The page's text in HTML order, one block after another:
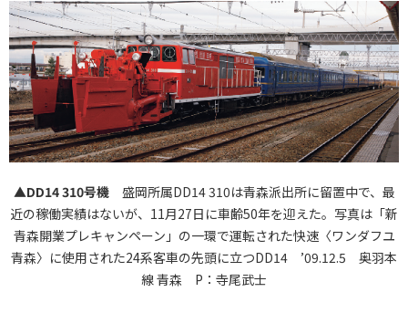
▲DD14 310号機盛岡所属DD14 310は青森派出所に留置中で、最
近の稼働実績はないが、11月27日に車齢50年を迎えた。写真は「新
青森開業プレキャンペーン」の一環で運転された快速〈ワンダフユ
青森〉に使用された24系客車の先頭に立つDD14 ’09.12.5 奥羽本
線 青森 P：寺尾武士